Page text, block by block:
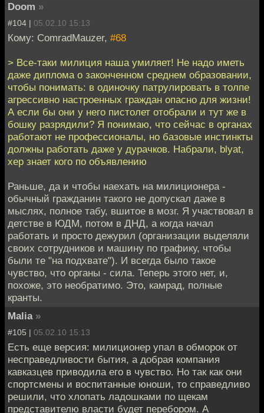
Doom »
#104 | 05.02.10 15:13
Кому: ComradMauzer, #68
> Все-таки милиция наша умиляет! Не надо иметь
даже диплома о законченном среднем образовании,
чтобы понимать: в одиночку патрулировать в толпе
агрессивно настроенных граждан опасно для жизни!
А если бы они у него пистолет отобрали и тут же в
бошку разрядили? Я понимаю, что сейчас в органах
работают не профессионалы, но базовые инстинкты
должны работать даже у дурачков. Набрали, blyat,
хер знает кого по объявлению
Раньше, да и чтобы наехать на милиционера -
обычный гражданин такого не допускал даже в
мыслях, полное табу, вшитое в мозг. Я участвовал в
детстве в ЮДМ, потом в ДНД, а когда начал
работать и просто дежурил (организации выделяли
своих сотрудников и машину по графику, чтобы
были те "на подхвате"). И всегда было такое
чувство, что органы - сила. Теперь этого нет, и,
похоже, это необратимо. Это, камрад, полные
кранты.
Malia »
#105 | 05.02.10 15:13
Есть еще версия: милиционер упал в обморок от
несправедливости бытия, а добрая компания
кавказцев приводила его в чувство. Но так как они
спортсмены и воспитанные юноши, то справедливо
решили, что хлопать ладошками по щекам
представителю власти будет перебором. А